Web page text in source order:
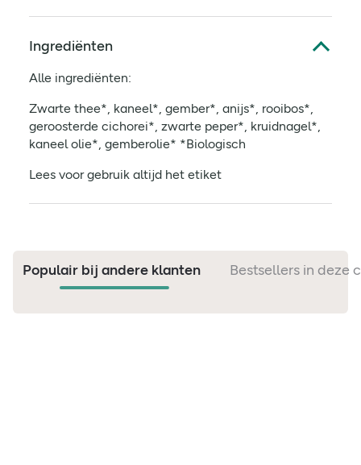
Ingrediënten
Alle ingrediënten:
Zwarte thee*, kaneel*, gember*, anijs*, rooibos*,
geroosterde cichorei*, zwarte peper*, kruidnagel*,
kaneel olie*, gemberolie* *Biologisch
Lees voor gebruik altijd het etiket
Populair bij andere klanten Bestsellers in deze